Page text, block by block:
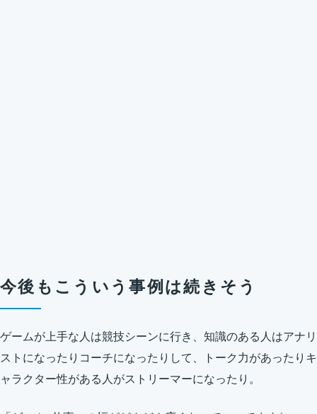
今後もこういう事例は続きそう
ゲームが上手な人は競技シーンに行き、知識のある人はアナリ
ストになったりコーチになったりして、トーク力があったりキ
ャラクター性がある人がストリーマーになったり。